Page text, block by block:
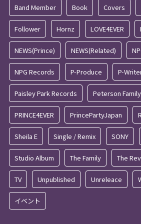
Band Member Book Covers
Follower Hornz LOVE4EVER
NEWS(Prince) NEWS(Related)
NPG Records P-Produce P-
Paisley Park Records Peterson Family
PRINCE4EVER PrincePartyJapan
Sheila E Single / Remix SONY
Studio Album The Family The
TV Unpublished Unreleace
イベント